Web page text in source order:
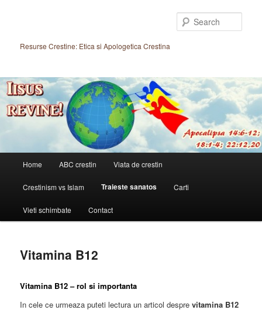
contentResurse Crestine: Etica si Apologetica Crestina
Home ABC crestin Viata de crestin
Crestinism vs Islam Traieste sanatos Carti
Vieti schimbate Contact
Vitamina B12
Vitamina B12 – rol si importanta
In cele ce urmeaza puteti lectura un articol desprevitamina B12